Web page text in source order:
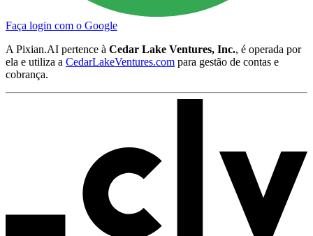
Faça login com o Google
A Pixian.AI pertence à Cedar Lake Ventures, Inc., é operada por
ela e utiliza a CedarLakeVentures.com para gestão de contas e
cobrança.